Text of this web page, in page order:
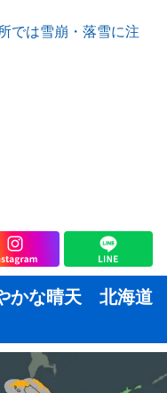
では雪崩・落雪に注
かな晴天 北海道